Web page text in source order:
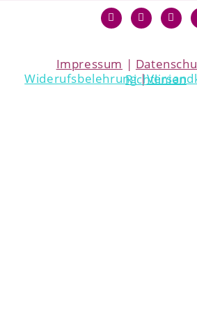
Impressum |
Widerufsbelehrung|
Cookie-Richtlinien